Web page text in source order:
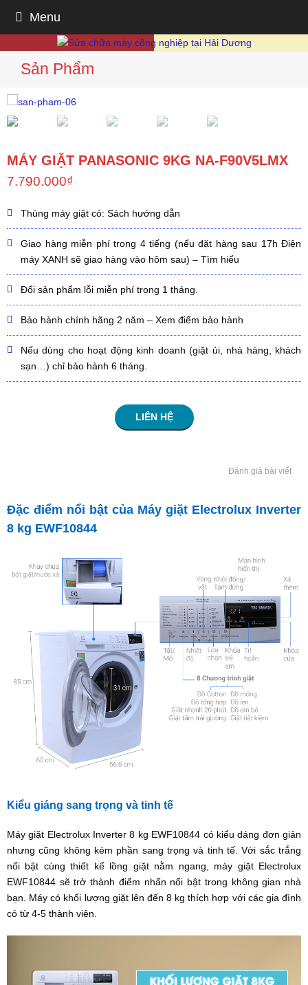
Menu
Sản Phẩm
MÁY GIẶT PANASONIC 9KG NA-F90V5LMX
7.790.000₫
LIÊN HỆ
Thùng máy giặt có: Sách hướng dẫn
Giao hàng miễn phí trong 4 tiếng (nếu đặt hàng sau 17h Điện
máy XANH sẽ giao hàng vào hôm sau) – Tìm hiểu
Đổi sản phẩm lỗi miễn phí trong 1 tháng
Bảo hành chính hãng 2 năm – Xem điểm bảo hành
Nếu dùng cho hoạt động kinh doanh (giặt ủi, nhà hàng, khách
sạn…) chỉ bảo hành 6 tháng.
Đánh giá bài viết
Đặc điểm nổi bật của Máy giặt Electrolux Inverter
8 kg EWF10844
Kiểu giáng sang trọng và tinh tế
Máy giặt Electrolux Inverter 8 kg EWF10844 có kiểu dáng đơn giản
nhưng cũng không kém phần sang trọng và tinh tế. Với sắc trắng
nổi bật cùng thiết kế lồng giặt nằm ngang, máy giặt Electrolux
EWF10844 sẽ trở thành điểm nhấn nổi bật trong không gian nhà
bạn. Máy có khối lượng giặt lên đến 8 kg thích hợp với các gia đình
có từ 4-5 thành viên.